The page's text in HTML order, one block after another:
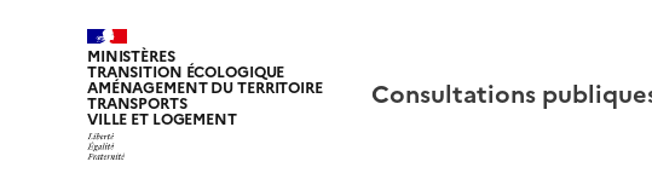
MINISTÈRES
TRANSITION ÉCOLOGIQUE
AMÉNAGEMENT DU TERRITOIRE
TRANSPORTS
VILLE ET LOGEMENT
Consultations